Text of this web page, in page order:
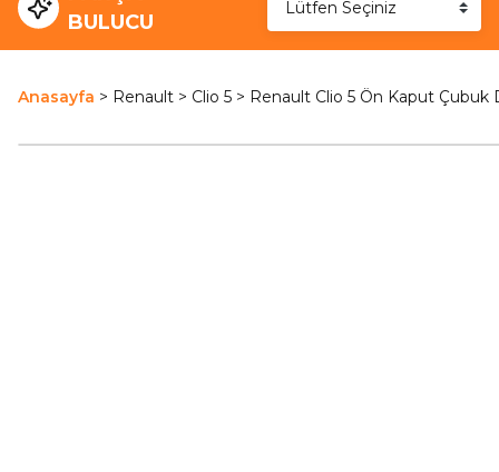
BULUCU
Anasayfa Renault Clio 5 Renault Clio 5 Ön Kaput Çubuk